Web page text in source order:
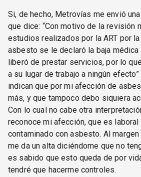
Si, de hecho, Metrovías me envió
que dice: “Con motivo de la revisión
estudios realizados por la ART por
asbesto se le declaró la baja
liberó de prestar servicios, por lo
a su lugar de trabajo a ningún
indican que por mi afección de
más, y que tampoco debo siquiera
Con lo cual no cabe otra
reconoce mi afección, que es
contaminado con asbesto. Al
me da un alta diciéndome que no
es sabido que esto queda de por
tendré que hacerme controles.